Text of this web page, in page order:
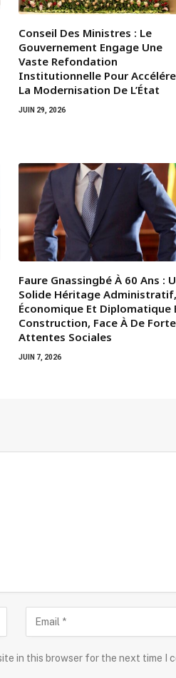
Conseil Des Ministres : Le
Gouvernement Engage Une
Vaste Refondation
Institutionnelle Pour
La Modernisation De L’État
JUIN 29, 2026
Faure Gnassingbé À 60 Ans :
Solide Héritage Administratif,
Économique Et Diplomatique
Construction, Face À De
Attentes Sociales
JUIN 7, 2026
in this browser for the next time I